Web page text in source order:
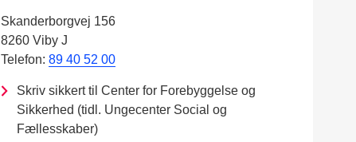
Skanderborgvej 156
8260 Viby J
Telefon:89 40 52 00
Skriv sikkert til Center for Forebyggelse og
Sikkerhed (tidl. Ungecenter Social og
Fællesskaber)